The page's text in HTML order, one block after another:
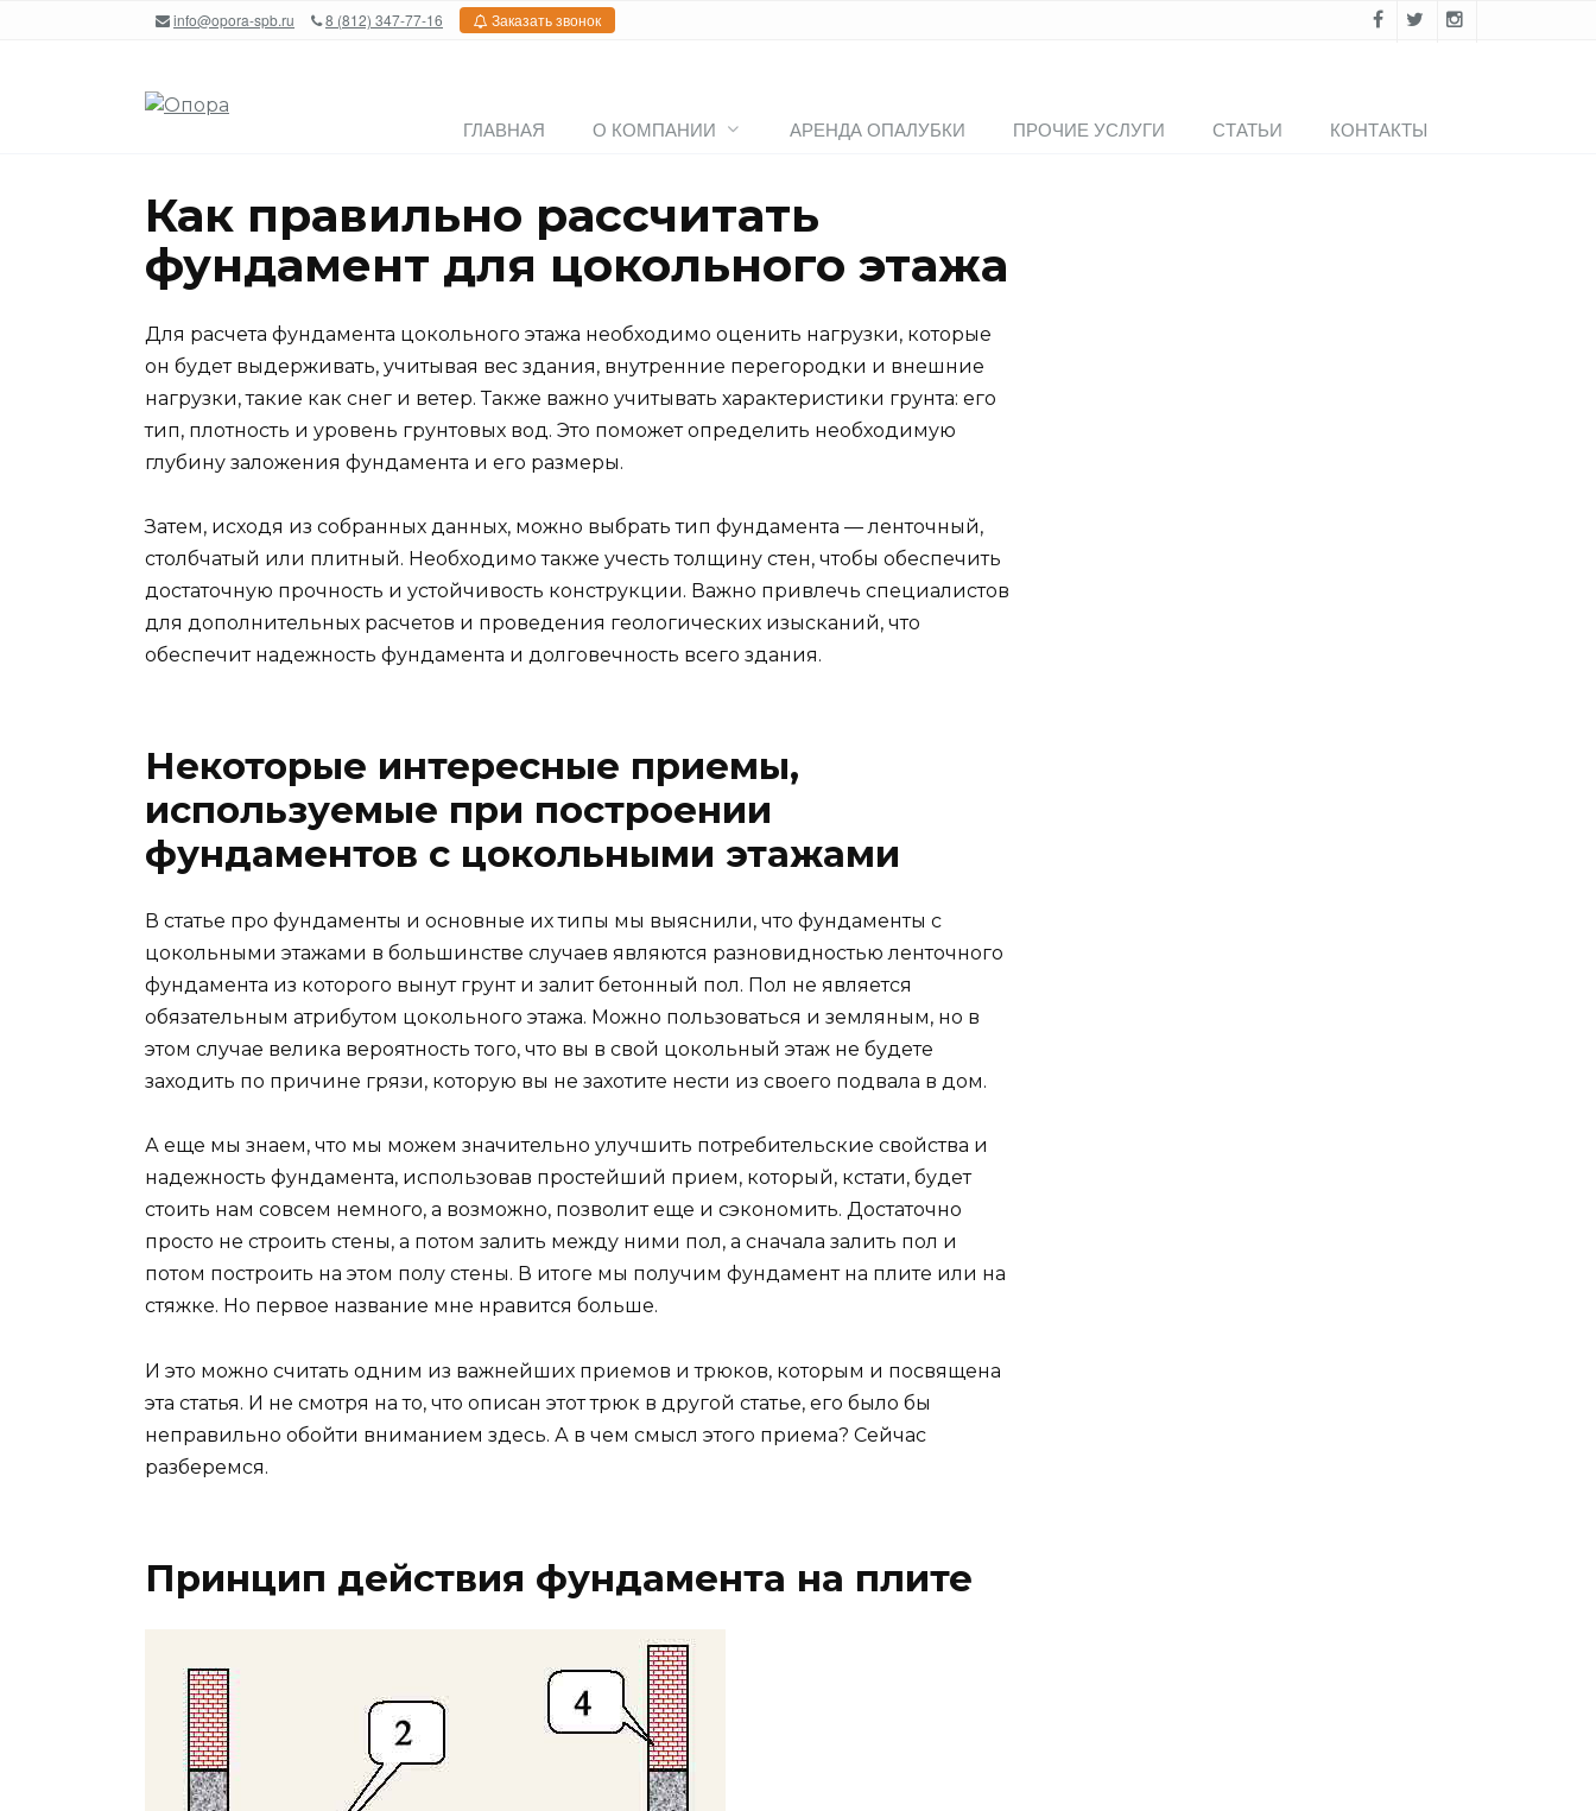
info@opora-spb.ru 8 (812) 347-77-16 Заказать звонок
ГЛАВНАЯ О КОМПАНИИ АРЕНДА ОПАЛУБКИ ПРОЧИЕ УСЛУГИ СТАТЬИ КОНТАКТЫ
Как правильно рассчитать
фундамент для цокольного этажа
Для расчета фундамента цокольного этажа необходимо оценить нагрузки, которые
он будет выдерживать, учитывая вес здания, внутренние перегородки и внешние
нагрузки, такие как снег и ветер. Также важно учитывать характеристики грунта: его
тип, плотность и уровень грунтовых вод. Это поможет определить необходимую
глубину заложения фундамента и его размеры.
Затем, исходя из собранных данных, можно выбрать тип фундамента — ленточный,
столбчатый или плитный. Необходимо также учесть толщину стен, чтобы обеспечить
достаточную прочность и устойчивость конструкции. Важно привлечь специалистов
для дополнительных расчетов и проведения геологических изысканий, что
обеспечит надежность фундамента и долговечность всего здания.
Некоторые интересные приемы,
используемые при построении
фундаментов с цокольными этажами
В статье про фундаменты и основные их типы мы выяснили, что фундаменты с
цокольными этажами в большинстве случаев являются разновидностью ленточного
фундамента из которого вынут грунт и залит бетонный пол. Пол не является
обязательным атрибутом цокольного этажа. Можно пользоваться и земляным, но в
этом случае велика вероятность того, что вы в свой цокольный этаж не будете
заходить по причине грязи, которую вы не захотите нести из своего подвала в дом.
А еще мы знаем, что мы можем значительно улучшить потребительские свойства и
надежность фундамента, использовав простейший прием, который, кстати, будет
стоить нам совсем немного, а возможно, позволит еще и сэкономить. Достаточно
просто не строить стены, а потом залить между ними пол, а сначала залить пол и
потом построить на этом полу стены. В итоге мы получим фундамент на плите или на
стяжке. Но первое название мне нравится больше.
И это можно считать одним из важнейших приемов и трюков, которым и посвящена
эта статья. И не смотря на то, что описан этот трюк в другой статье, его было бы
неправильно обойти вниманием здесь. А в чем смысл этого приема? Сейчас
разберемся.
Принцип действия фундамента на плите